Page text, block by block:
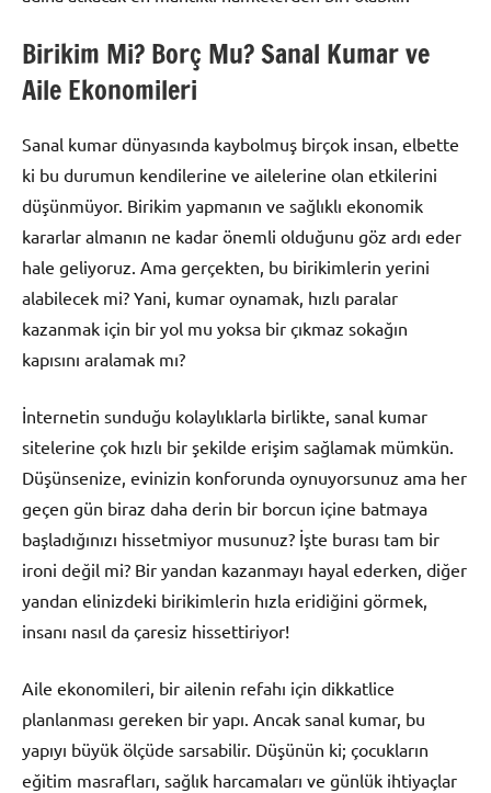
Birikim Mi? Borç Mu? Sanal Kumar ve
Aile Ekonomileri
Sanal kumar dünyasında kaybolmuş birçok insan, elbette
ki bu durumun kendilerine ve ailelerine olan etkilerini
düşünmüyor. Birikim yapmanın ve sağlıklı ekonomik
kararlar almanın ne kadar önemli olduğunu göz ardı eder
hale geliyoruz. Ama gerçekten, bu birikimlerin yerini
alabilecek mi? Yani, kumar oynamak, hızlı paralar
kazanmak için bir yol mu yoksa bir çıkmaz sokağın
kapısını aralamak mı?
İnternetin sunduğu kolaylıklarla birlikte, sanal kumar
sitelerine çok hızlı bir şekilde erişim sağlamak mümkün.
Düşünsenize, evinizin konforunda oynuyorsunuz ama her
geçen gün biraz daha derin bir borcun içine batmaya
başladığınızı hissetmiyor musunuz? İşte burası tam bir
ironi değil mi? Bir yandan kazanmayı hayal ederken, diğer
yandan elinizdeki birikimlerin hızla eridiğini görmek,
insanı nasıl da çaresiz hissettiriyor!
Aile ekonomileri, bir ailenin refahı için dikkatlice
planlanması gereken bir yapı. Ancak sanal kumar, bu
yapıyı büyük ölçüde sarsabilir. Düşünün ki; çocukların
eğitim masrafları, sağlık harcamaları ve günlük ihtiyaçlar